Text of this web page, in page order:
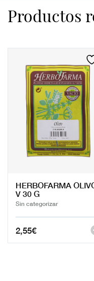
Productos
HERBOFARMA
V 30 G
Sin categorizar
2,55€